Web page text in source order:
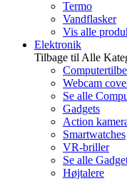
Termo
Vandflasker
Vis alle
Elektronik
Tilbage til Alle
Webcam
Se alle
Gadgets
Action
Smartwatches
VR-briller
Se alle
Højtalere